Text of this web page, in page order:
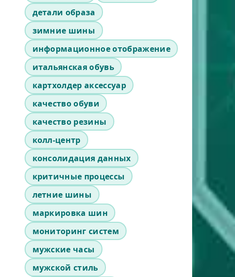
детали образа
зимние шины
информационное отображение
итальянская обувь
картхолдер аксессуар
качество обуви
качество резины
колл-центр
консолидация данных
критичные процессы
летние шины
маркировка шин
мониторинг систем
мужские часы
мужской стиль